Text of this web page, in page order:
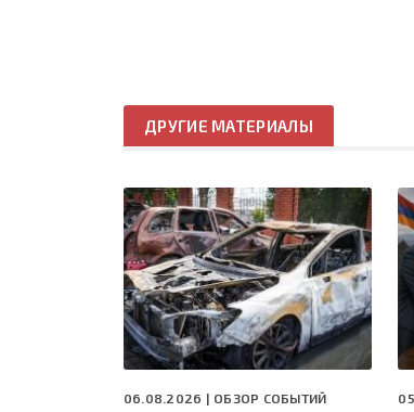
ДРУГИЕ МАТЕРИАЛЫ
06.08.2026 | ОБЗОР СОБЫТИЙ